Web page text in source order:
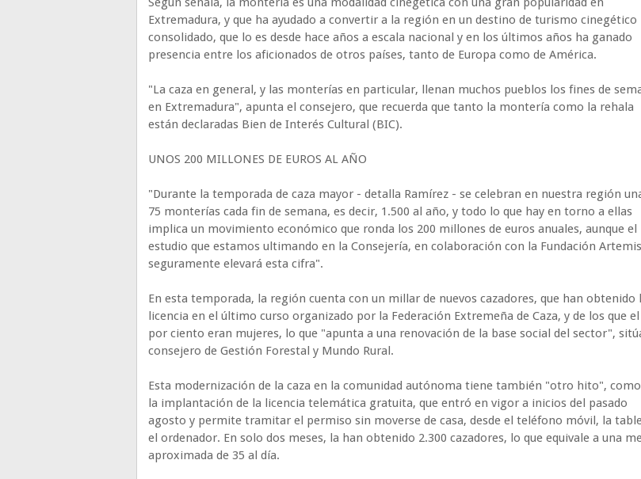
Extremadura, y que ha ayudado a convertir a la región en un destino de turismo cinegético
consolidado, que lo es desde hace años a escala nacional y en los últimos años ha ganado
presencia entre los aficionados de otros países, tanto de Europa como de América.
"La caza en general, y las monterías en particular, llenan muchos pueblos los fines de
en Extremadura", apunta el consejero, que recuerda que tanto la montería como la rehala
están declaradas Bien de Interés Cultural (BIC).
UNOS 200 MILLONES DE EUROS AL AÑO
"Durante la temporada de caza mayor - detalla Ramírez - se celebran en nuestra región
75 monterías cada fin de semana, es decir, 1.500 al año, y todo lo que hay en torno a ellas
implica un movimiento económico que ronda los 200 millones de euros anuales, aunque el
estudio que estamos ultimando en la Consejería, en colaboración con la Fundación
seguramente elevará esta cifra".
En esta temporada, la región cuenta con un millar de nuevos cazadores, que han obtenido
licencia en el último curso organizado por la Federación Extremeña de Caza, y de los que el
por ciento eran mujeres, lo que "apunta a una renovación de la base social del sector",
consejero de Gestión Forestal y Mundo Rural.
Esta modernización de la caza en la comunidad autónoma tiene también "otro hito",
la implantación de la licencia telemática gratuita, que entró en vigor a inicios del pasado
agosto y permite tramitar el permiso sin moverse de casa, desde el teléfono móvil, la
el ordenador. En solo dos meses, la han obtenido 2.300 cazadores, lo que equivale a una
aproximada de 35 al día.